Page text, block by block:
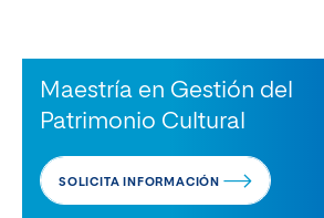
Maestría en Gestión del
Patrimonio Cultural
SOLICITA INFORMACIÓN